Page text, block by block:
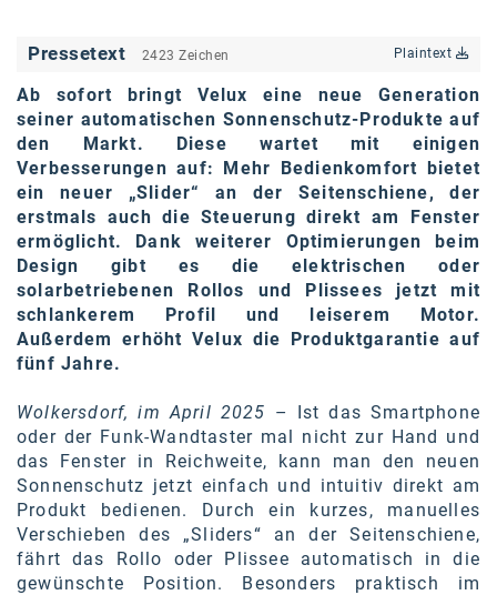
PwC
P&G
RIC
Schiefer Rechtsanwälte
Security KAG
smart
Smile Österreich
Strategie Austria
Strategy&
SW Umwelttechnik
TEDAI
TheVentury
VELUX
Pressetext 2423 Zeichen Plaintext
Ab sofort bringt Velux eine neue Generation
seiner automatischen Sonnenschutz-Produkte auf
den Markt. Diese wartet mit einigen
Verbesserungen auf: Mehr Bedienkomfort bietet
ein neuer „Slider“ an der Seitenschiene, der
erstmals auch die Steuerung direkt am Fenster
ermöglicht. Dank weiterer Optimierungen beim
Design gibt es die elektrischen oder
solarbetriebenen Rollos und Plissees jetzt mit
schlankerem Profil und leiserem Motor.
Außerdem erhöht Velux die Produktgarantie auf
fünf Jahre.
Wolkersdorf, im April 2025 – Ist das Smartphone
oder der Funk-Wandtaster mal nicht zur Hand und
das Fenster in Reichweite, kann man den neuen
Sonnenschutz jetzt einfach und intuitiv direkt am
Produkt bedienen. Durch ein kurzes, manuelles
Verschieben des „Sliders“ an der Seitenschiene,
fährt das Rollo oder Plissee automatisch in die
gewünschte Position. Besonders praktisch im